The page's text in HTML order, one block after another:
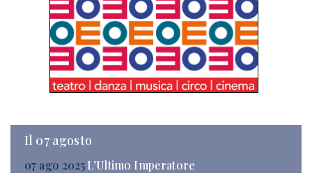
Il 07 agosto
07 ago 2025 L’Ultimo Imperatore